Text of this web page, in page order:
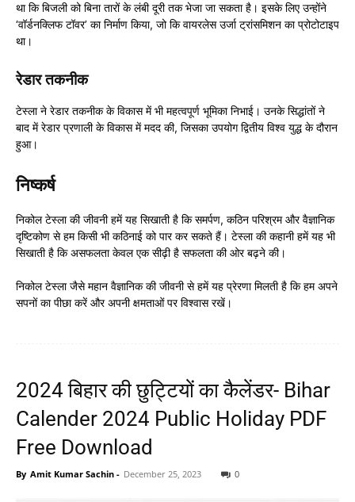
था कि बिजली को बिना तारों के लंबी दूरी तक भेजा जा सकता है। इसके लिए उन्होंने
‘वॉर्डनक्लिफ टॉवर’ का निर्माण किया, जो कि वायरलेस उर्जा ट्रांसमिशन का प्रोटोटाइप
था।
रेडार तकनीक
टेस्ला ने रेडार तकनीक के विकास में भी महत्वपूर्ण भूमिका निभाई। उनके सिद्धांतों ने
बाद में रेडार प्रणाली के विकास में मदद की, जिसका उपयोग द्वितीय विश्व युद्ध के दौरान
हुआ।
निष्कर्ष
निकोल टेस्ला की जीवनी हमें यह सिखाती है कि समर्पण, कठिन परिश्रम और वैज्ञानिक
दृष्टिकोण से हम किसी भी कठिनाई को पार कर सकते हैं। टेस्ला की कहानी हमें यह भी
सिखाती है कि असफलता केवल एक सीढ़ी है सफलता की ओर बढ़ने की।
निकोल टेस्ला जैसे महान वैज्ञानिक की जीवनी से हमें यह प्रेरणा मिलती है कि हम अपने
सपनों का पीछा करें और अपनी क्षमताओं पर विश्वास रखें।
2024 बिहार की छुट्टियों का कैलेंडर- Bihar
Calender 2024 Public Holiday PDF
Free Download
By Amit Kumar Sachin - December 25, 2023 0